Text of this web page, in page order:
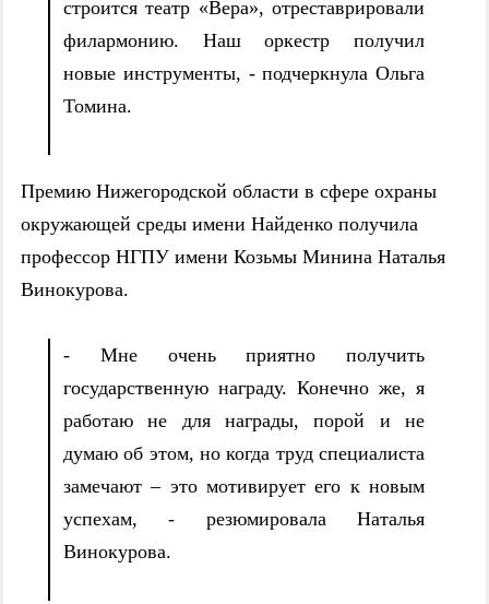
строится театр «Вера», отреставрировали
филармонию. Наш оркестр получил
новые инструменты, - подчеркнула Ольга
Томина.
Премию Нижегородской области в сфере охраны
окружающей среды имени Найденко получила
профессор НГПУ имени Козьмы Минина Наталья
Винокурова.
- Мне очень приятно получить
государственную награду. Конечно же, я
работаю не для награды, порой и не
думаю об этом, но когда труд специалиста
замечают – это мотивирует его к новым
успехам, - резюмировала Наталья
Винокурова.